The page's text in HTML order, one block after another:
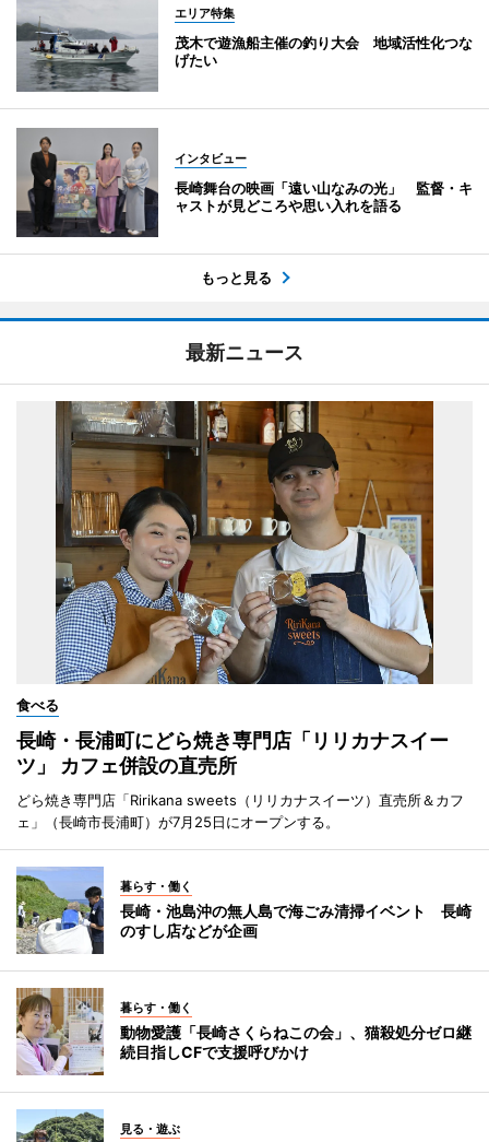
エリア特集
茂木で遊漁船主催の釣り大会 地域活性化つな
げたい
インタビュー
長崎舞台の映画「遠い山なみの光」 監督・キ
ャストが見どころや思い入れを語る
もっと見る
最新ニュース
食べる
長崎・長浦町にどら焼き専門店「リリカナスイー
ツ」 カフェ併設の直売所
どら焼き専門店「Ririkana sweets（リリカナスイーツ）直売所＆カフ
ェ」（長崎市長浦町）が7月25日にオープンする。
暮らす・働く
長崎・池島沖の無人島で海ごみ清掃イベント 長崎
のすし店などが企画
暮らす・働く
動物愛護「長崎さくらねこの会」、猫殺処分ゼロ継
続目指しCFで支援呼びかけ
見る・遊ぶ